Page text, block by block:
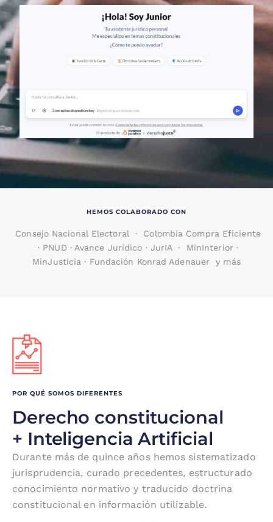
HEMOS COLABORADO CON
Consejo Nacional Electoral · Colombia Compra Eficiente
· PNUD · Avance Jurídico · JurIA · MinInterior ·
MinJusticia · Fundación Konrad Adenauer y más
POR QUÉ SOMOS DIFERENTES
Derecho constitucional
+ Inteligencia Artificial
Durante más de quince años hemos sistematizado
jurisprudencia, curado precedentes, estructurado
conocimiento normativo y traducido doctrina
constitucional en información utilizable.